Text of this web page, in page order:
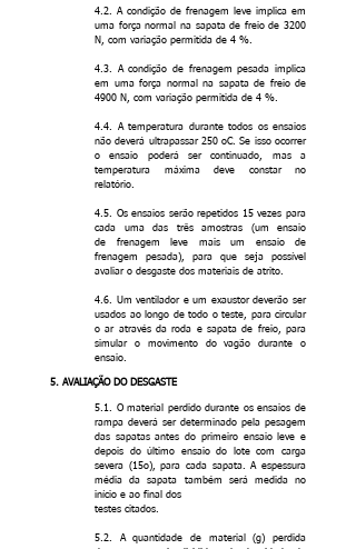
4.2. A condição de frenagem leve implica em
uma força normal na sapata de freio de 3200
N, com variação permitida de 4 %.
4.3. A condição de frenagem pesada implica
em uma força normal na sapata de freio de
4900 N, com variação permitida de 4 %.
4.4. A temperatura durante todos os ensaios
não deverá ultrapassar 250 oC. Se isso ocorrer
o ensaio poderá ser continuado, mas a
temperatura máxima deve constar no
relatório.
4.5. Os ensaios serão repetidos 15 vezes para
cada uma das três amostras (um ensaio
de frenagem leve mais um ensaio de
frenagem pesada), para que seja possível
avaliar o desgaste dos materiais de atrito.
4.6. Um ventilador e um exaustor deverão ser
usados ao longo de todo o teste, para circular
o ar através da roda e sapata de freio, para
simular o movimento do vagão durante o
ensaio.
5. AVALIAÇÃO DO DESGASTE
5.1. O material perdido durante os ensaios de
rampa deverá ser determinado pela pesagem
das sapatas antes do primeiro ensaio leve e
depois do último ensaio do lote com carga
severa (15o), para cada sapata. A espessura
média da sapata também será medida no
início e ao final dos
testes citados.
5.2. A quantidade de material (g) perdida